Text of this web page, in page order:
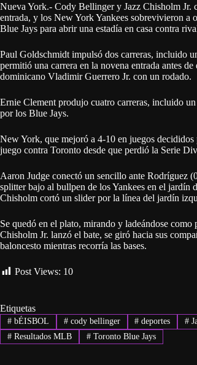
Nueva York.- Cody Bellinger y Jazz Chisholm Jr.
entrada, y los New York Yankees sobrevivieron a
Blue Jays para abrir una estadía en casa contra
Paul Goldschmidt impulsó dos carreras, incluido
permitió una carrera en la novena entrada antes
dominicano Vladimir Guerrero Jr. con un rodado.
Ernie Clement produjo cuatro carreras, incluido
por los Blue Jays.
New York, que mejoró a 4-10 en juegos
juego contra Toronto desde que perdió la Serie
Aaron Judge conectó un sencillo ante Rodríguez
splitter bajo al bullpen de los Yankees en el jardín
Chisholm cortó un slider por la línea del jardín
Se quedó en el plato, mirando y ladeándose
Chisholm Jr. lanzó el bate, se giró hacia sus
baloncesto mientras recorría las bases.
Post Views: 10
Etiquetas
#bÉISBOL #cody bellinger # deportes #
#Resultados MLB #Toronto Blue Jays